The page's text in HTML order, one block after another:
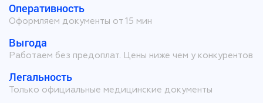
Оперативность
Оформляем документы от 15 мин
Выгода
Работаем без предоплат. Цены ниже чем у конкурентов
Легальность
Только официальные медицинские документы